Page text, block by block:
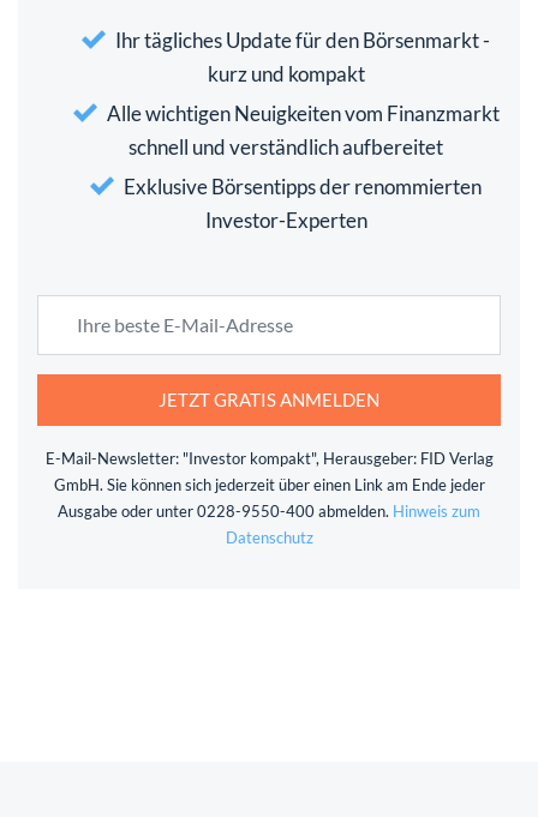
Ihr tägliches Update für den Börsenmarkt -
kurz und kompakt
Alle wichtigen Neuigkeiten vom Finanzmarkt
schnell und verständlich aufbereitet
Exklusive Börsentipps der renommierten
Investor-Experten
JETZT GRATIS ANMELDEN
E-Mail-Newsletter: "Investor kompakt", Herausgeber: FID Verlag
GmbH. Sie können sich jederzeit über einen Link am Ende jeder
Ausgabe oder unter 0228-9550-400 abmelden. Hinweis zum
Datenschutz